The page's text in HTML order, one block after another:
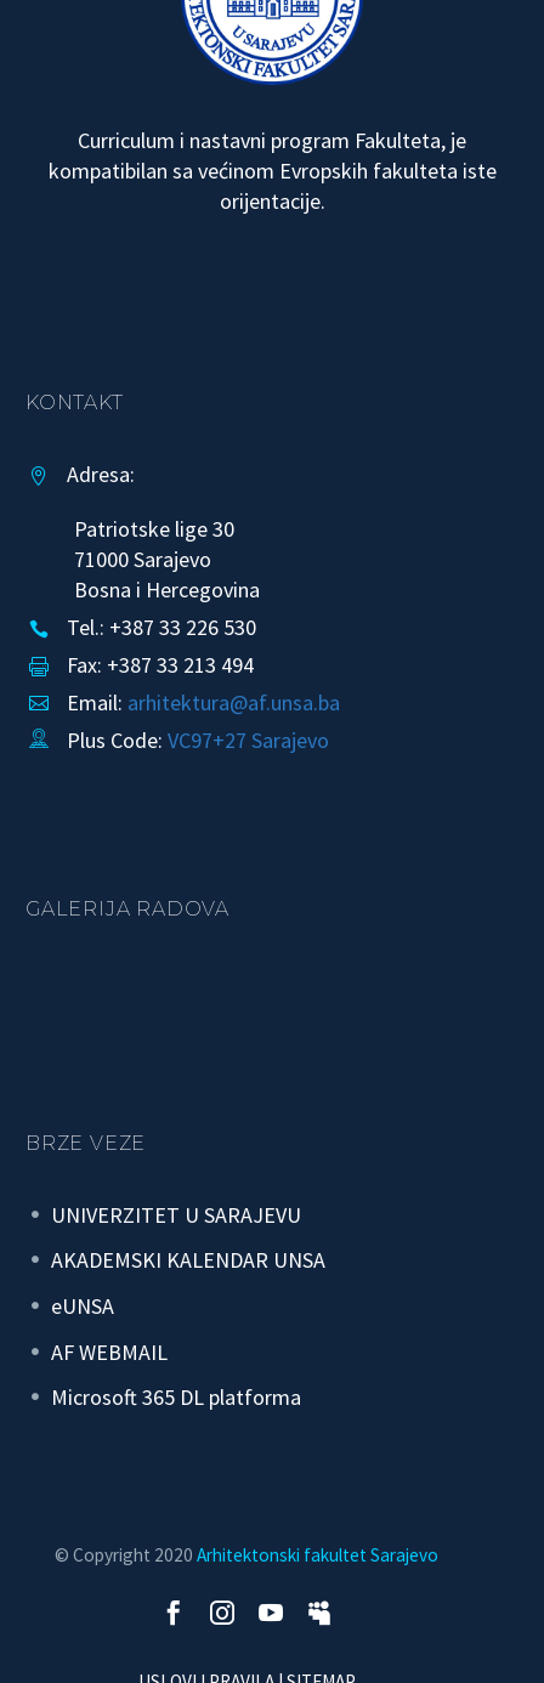
Curriculum i nastavni program Fakulteta, je
kompatibilan sa većinom Evropskih fakulteta iste
orijentacije.
KONTAKT


Adresa:
Patriotske lige 30
71000 Sarajevo
Bosna i Hercegovina

 Tel.: +387 33 226 530

 Fax: +387 33 213 494

 Email: arhitektura@af.unsa.ba

 Plus Code: VC97+27 Sarajevo
GALERIJA RADOVA
BRZE VEZE
UNIVERZITET U SARAJEVU
AKADEMSKI KALENDAR UNSA
eUNSA
AF WEBMAIL
Microsoft 365 DL platforma
© Copyright 2020 Arhitektonski fakultet Sarajevo